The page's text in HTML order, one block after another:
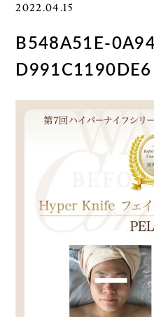
2022.04.15
B548A51E-
D991C1190DE6